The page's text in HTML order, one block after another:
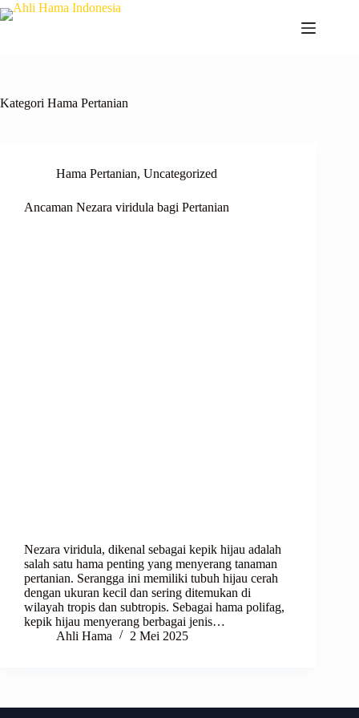
Kategori Hama Pertanian
Hama Pertanian, Uncategorized
Ancaman Nezara viridula bagi Pertanian
Nezara viridula, dikenal sebagai kepik hijau adalah
salah satu hama penting yang menyerang tanaman
pertanian. Serangga ini memiliki tubuh hijau cerah
dengan ukuran kecil dan sering ditemukan di
wilayah tropis dan subtropis. Sebagai hama polifag,
kepik hijau menyerang berbagai jenis…
Ahli Hama
2 Mei 2025